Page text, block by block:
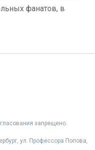
фанатов, в
запрещено.
ул. Профессора Попова,